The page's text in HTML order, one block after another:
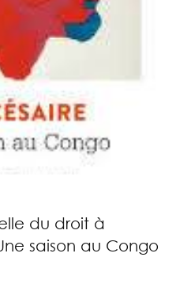
du droit à
saison au Congo